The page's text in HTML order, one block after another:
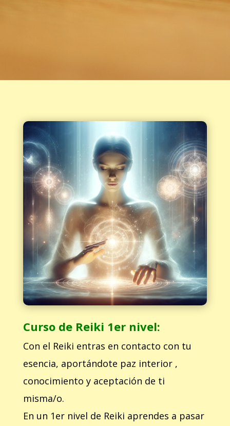
Curso de Reiki 1er nivel:
Con el Reiki entras en contacto con tu
esencia, aportándote paz interior ,
conocimiento y aceptación de ti
misma/o.
En un 1er nivel de Reiki aprendes a pasar